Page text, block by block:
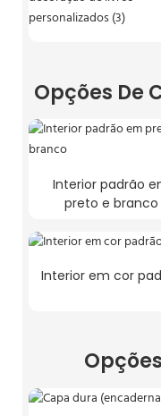
Opções De
Interior padrão
preto e branco
Interior em cor